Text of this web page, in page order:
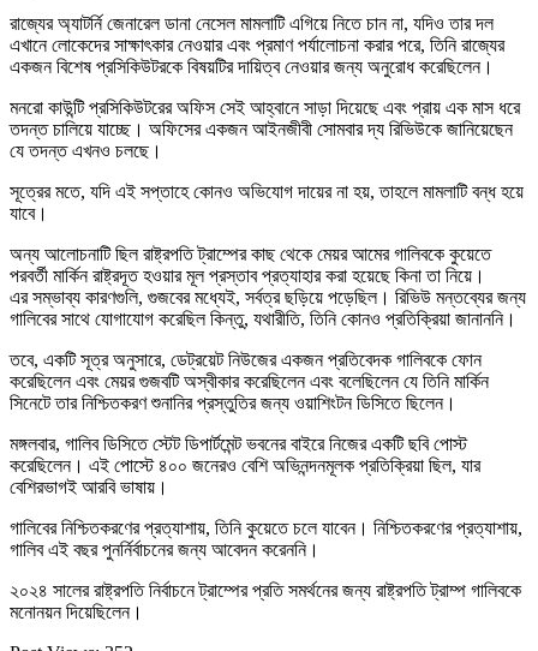
রাজ্যের অ্যাটর্নি জেনারেল ডানা নেসেল মামলাটি এগিয়ে নিতে চান না, যদিও তার দল
এখানে লোকেদের সাক্ষাৎকার নেওয়ার এবং প্রমাণ পর্যালোচনা করার পরে, তিনি রাজ্যের
একজন বিশেষ প্রসিকিউটরকে বিষয়টির দায়িত্ব নেওয়ার জন্য অনুরোধ করেছিলেন।
মনরো কাউন্টি প্রসিকিউটরের অফিস সেই আহ্বানে সাড়া দিয়েছে এবং প্রায় এক মাস ধরে
তদন্ত চালিয়ে যাচ্ছে। অফিসের একজন আইনজীবী সোমবার দ্য রিভিউকে জানিয়েছেন
যে তদন্ত এখনও চলছে।
সূত্রের মতে, যদি এই সপ্তাহে কোনও অভিযোগ দায়ের না হয়, তাহলে মামলাটি বন্ধ হয়ে
যাবে।
অন্য আলোচনাটি ছিল রাষ্ট্রপতি ট্রাম্পের কাছ থেকে মেয়র আমের গালিবকে কুয়েতে
পরবর্তী মার্কিন রাষ্ট্রদূত হওয়ার মূল প্রস্তাব প্রত্যাহার করা হয়েছে কিনা তা নিয়ে।
এর সম্ভাব্য কারণগুলি, গুজবের মধ্যেই, সর্বত্র ছড়িয়ে পড়েছিল। রিভিউ মন্তব্যের জন্য
গালিবের সাথে যোগাযোগ করেছিল কিন্তু, যথারীতি, তিনি কোনও প্রতিক্রিয়া জানাননি।
তবে, একটি সূত্র অনুসারে, ডেট্রয়েট নিউজের একজন প্রতিবেদক গালিবকে ফোন
করেছিলেন এবং মেয়র গুজবটি অস্বীকার করেছিলেন এবং বলেছিলেন যে তিনি মার্কিন
সিনেটে তার নিশ্চিতকরণ শুনানির প্রস্তুতির জন্য ওয়াশিংটন ডিসিতে ছিলেন।
মঙ্গলবার, গালিব ডিসিতে স্টেট ডিপার্টমেন্ট ভবনের বাইরে নিজের একটি ছবি পোস্ট
করেছিলেন। এই পোস্টে ৪০০ জনেরও বেশি অভিনন্দনমূলক প্রতিক্রিয়া ছিল, যার
বেশিরভাগই আরবি ভাষায়।
গালিবের নিশ্চিতকরণের প্রত্যাশায়, তিনি কুয়েতে চলে যাবেন। নিশ্চিতকরণের প্রত্যাশায়,
গালিব এই বছর পুনর্নির্বাচনের জন্য আবেদন করেননি।
২০২৪ সালের রাষ্ট্রপতি নির্বাচনে ট্রাম্পের প্রতি সমর্থনের জন্য রাষ্ট্রপতি ট্রাম্প গালিবকে
মনোনয়ন দিয়েছিলেন।